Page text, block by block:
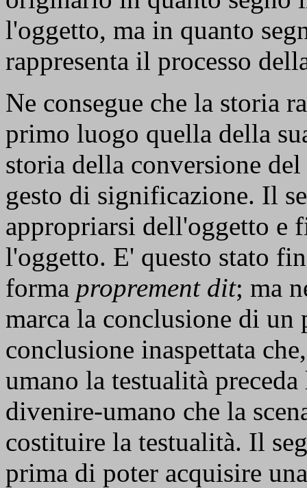
l'oggetto, ma in quanto
rappresenta il processo
Ne consegue che la storia
primo luogo quella della
storia della conversione
gesto di significazione. Il
appropriarsi dell'oggetto e
l'oggetto. E' questo stato
forma proprement dit; ma
marca la conclusione di un
conclusione inaspettata
umano la testualità
divenire-umano che la
costituire la testualità. Il
prima di poter acquisire